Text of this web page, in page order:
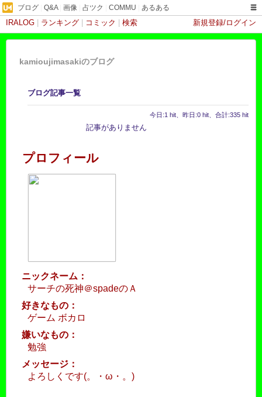
ブログ Q&A| 画像 占ツク COMMU あるある
IRALOG ランキング コミック 検索 新規登録/ログイン
kamioujimasakiのブログ
ブログ記事一覧
今日:1 hit、昨日:0 hit、合計:335 hit
記事がありません
プロフィール
ニックネーム：
サーチの死神＠spadeのＡ
好きなもの：
ゲーム ボカロ
嫌いなもの：
勉強
メッセージ：
よろしくです(。・ω・。)ゞ